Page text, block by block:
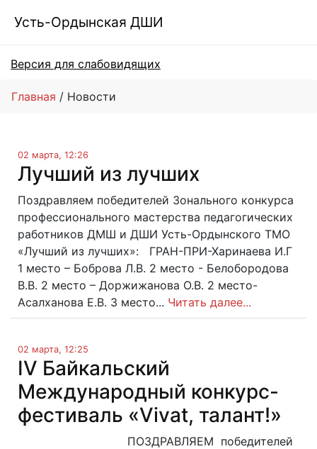
Усть-Ордынская ДШИ
Версия для слабовидящих
Главная Новости
02 марта, 12:26
Лучший из лучших
Поздравляем победителей Зонального конкурса
профессионального мастерства педагогических
работников ДМШ и ДШИ Усть-Ордынского ТМО
«Лучший из лучших»: ГРАН-ПРИ-Харинаева И.Г
1 место – Боброва Л.В. 2 место - Белобородова
В.В. 2 место – Доржижанова О.В. 2 место-
Асалханова Е.В. 3 место... Читать далее...
02 марта, 12:25
IV Байкальский
Международный конкурс-
фестиваль «Vivat, талант!»
ПОЗДРАВЛЯЕМ победителей